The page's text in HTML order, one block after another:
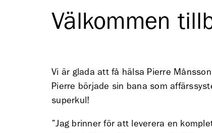
Välkommen
Vi är glada att få hälsa Pierre
Pierre började sin bana som
superkul!
”Jag brinner för att leverera en